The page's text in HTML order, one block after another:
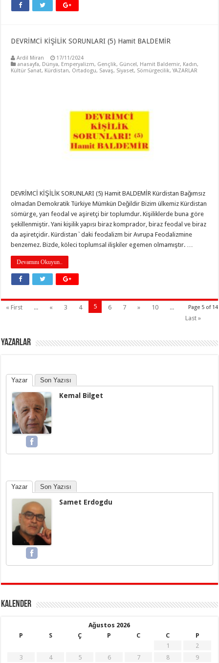
DEVRİMCİ KİŞİLİK SORUNLARI (5) Hamit BALDEMİR
Ardil Miran
17/11/2024
anasayfa, Dünya, Emperyalizm, Gençlik, Güncel, Hamit Baldemir, Kadın,
Kültür Sanat, Kürdistan, Ortadogu, Savaş, Siyaset, Sömürgecilik,YAZARLAR
DEVRİMCİ KİŞİLİK SORUNLARI (5) Hamit BALDEMİR Kürdistan Bağımsız
olmadan Demokratik Türkiye Mümkün Değildir Bizim ülkemiz Kürdistan
sömürge, yarı feodal ve aşiretçi bir toplumdur. Kişiliklerde buna göre
şekillenmiştir. Yani kişilik yapısı biraz komprador, biraz feodal ve biraz
da aşiretçidir. Kürdistan`daki feodalizm bir Avrupa Feodalizmine
benzemez. Bizde, köleci toplumsal ilişkiler egemen olmamıştır. …
Devamını Okuyun..
Page 5 of 14
« First ... « 3 4 5 6 7 » 10
...
Last »
YAZARLAR
Yazar Son Yazısı
Kemal Bilget
Yazar Son Yazısı
Samet Erdogdu
KALENDER
Ağustos 2026
P
S Ç P C C
P
1
2
3
4 5 6 7 8
9